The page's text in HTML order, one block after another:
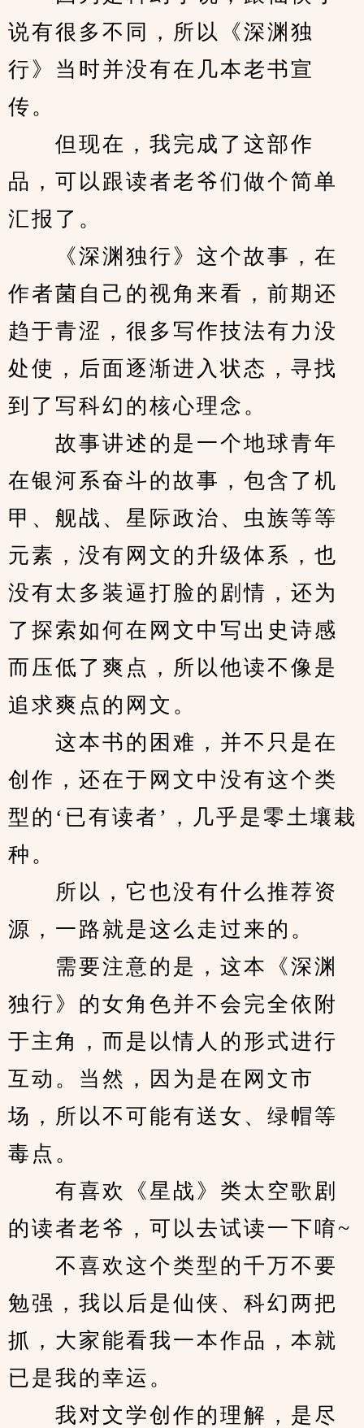
说有很多不同，所以《深渊独
行》当时并没有在几本老书宣
传。
但现在，我完成了这部作
品，可以跟读者老爷们做个简单
汇报了。
《深渊独行》这个故事，在
作者菌自己的视角来看，前期还
趋于青涩，很多写作技法有力没
处使，后面逐渐进入状态，寻找
到了写科幻的核心理念。
故事讲述的是一个地球青年
在银河系奋斗的故事，包含了机
甲、舰战、星际政治、虫族等等
元素，没有网文的升级体系，也
没有太多装逼打脸的剧情，还为
了探索如何在网文中写出史诗感
而压低了爽点，所以他读不像是
追求爽点的网文。
这本书的困难，并不只是在
创作，还在于网文中没有这个类
型的‘已有读者’，几乎是零土壤栽
种。
所以，它也没有什么推荐资
源，一路就是这么走过来的。
需要注意的是，这本《深渊
独行》的女角色并不会完全依附
于主角，而是以情人的形式进行
互动。当然，因为是在网文市
场，所以不可能有送女、绿帽等
毒点。
有喜欢《星战》类太空歌剧
的读者老爷，可以去试读一下唷~
不喜欢这个类型的千万不要
勉强，我以后是仙侠、科幻两把
抓，大家能看我一本作品，本就
已是我的幸运。
我对文学创作的理解，是尽